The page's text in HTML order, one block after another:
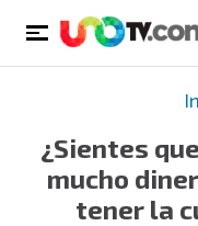
¿Sientes
mucho
tener la